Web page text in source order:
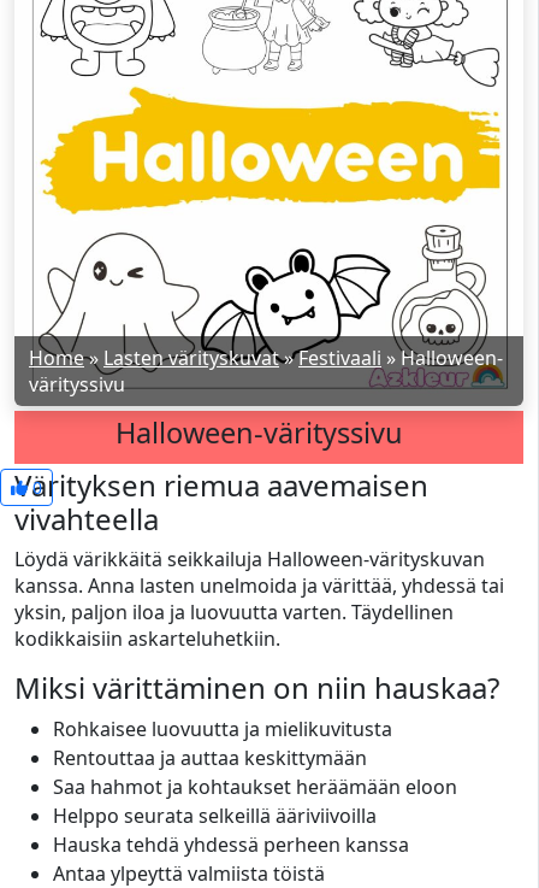
Home» Lasten värityskuvat»Festivaali »Halloween-
värityssivu
Halloween-värityssivu
0
Värityksen riemua aavemaisen
vivahteella
Löydä värikkäitä seikkailuja Halloween-värityskuvan
kanssa. Anna lasten unelmoida ja värittää, yhdessä tai
yksin, paljon iloa ja luovuutta varten. Täydellinen
kodikkaisiin askarteluhetkiin.
Miksi värittäminen on niin hauskaa?
Rohkaisee luovuutta ja mielikuvitusta
Rentouttaa ja auttaa keskittymään
Saa hahmot ja kohtaukset heräämään eloon
Helppo seurata selkeillä ääriviivoilla
Hauska tehdä yhdessä perheen kanssa
Antaa ylpeyttä valmiista töistä